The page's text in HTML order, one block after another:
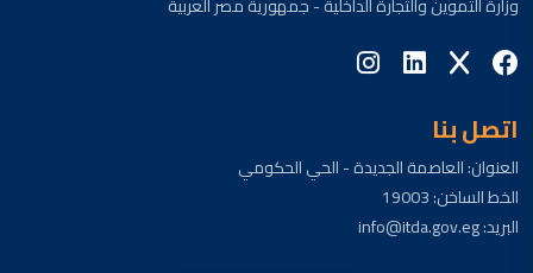
اتصل بنا
العنوان: العاصمة الجديدة - الحي الحكومي
الخط الساخن: 19003
البريد: info@itda.gov.eg